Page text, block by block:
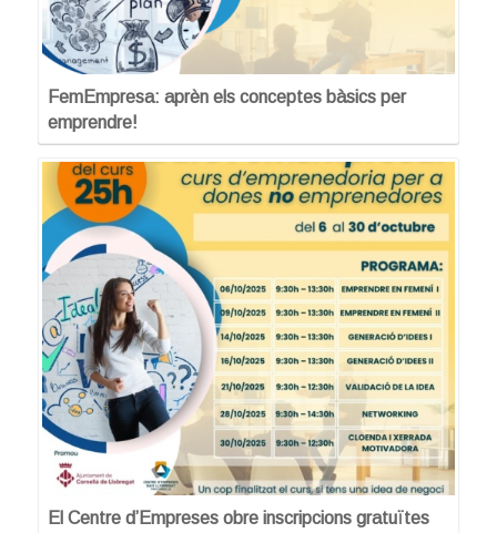
FemEmpresa: aprèn els conceptes bàsics per
emprendre!
El Centre d’Empreses obre inscripcions gratuïtes